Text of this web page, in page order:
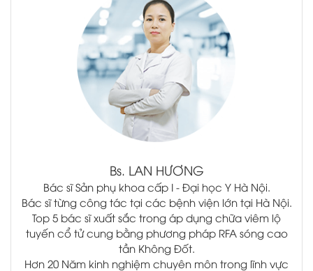
Bs. LAN HƯƠNG
Bác sĩ Sản phụ khoa cấp I - Đại học Y Hà Nội.
Bác sĩ từng công tác tại các bệnh viện lớn tại Hà Nội.
Top 5 bác sĩ xuất sắc trong áp dụng chữa viêm lộ
tuyến cổ tử cung bằng phương pháp RFA sóng cao
tần Không Đốt.
Hơn 20 Năm kinh nghiệm chuyên môn trong lĩnh vực